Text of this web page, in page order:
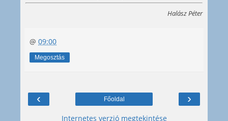
Halász Péter
@ 09:00
Megosztás
‹ ›
Főoldal
Internetes verzió megtekintése